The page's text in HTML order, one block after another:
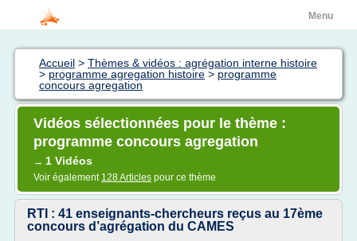
Menu
Accueil > Thèmes & vidéos : agrégation interne histoire
> programme agregation histoire > programme
concours agregation
Vidéos sélectionnées pour le thème :
programme concours agregation
→ 1 Vidéos
Voir également 128 Articles pour ce thème
RTI : 41 enseignants-chercheurs reçus au 17ème
concours d’agrégation du CAMES